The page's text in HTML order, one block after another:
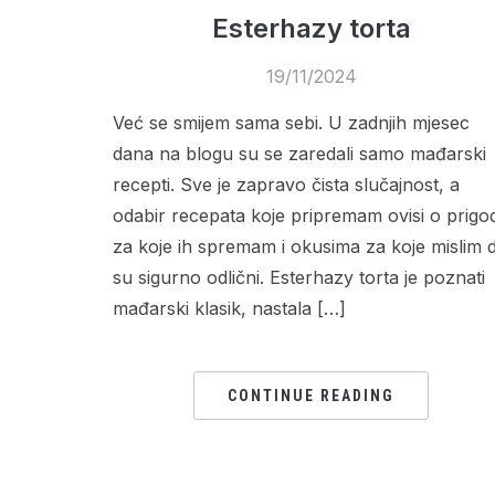
Esterhazy torta
19/11/2024
Već se smijem sama sebi. U zadnjih mjesec
dana na blogu su se zaredali samo mađarski
recepti. Sve je zapravo čista slučajnost, a
odabir recepata koje pripremam ovisi o
za koje ih spremam i okusima za koje mislim
su sigurno odlični. Esterhazy torta je poznati
mađarski klasik, nastala […]
CONTINUE READING